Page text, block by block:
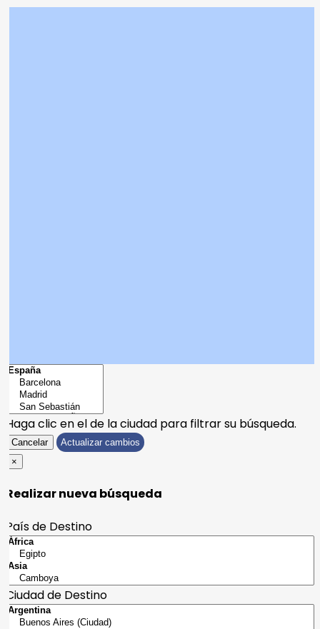
clic en elde la ciudad para filtrar su búsqueda.
Cancelar
Actualizar cambios
nueva búsqueda
de Destino
de Destino